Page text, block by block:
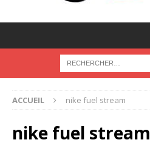
ACCUEIL nike fuel stream
nike fuel stream